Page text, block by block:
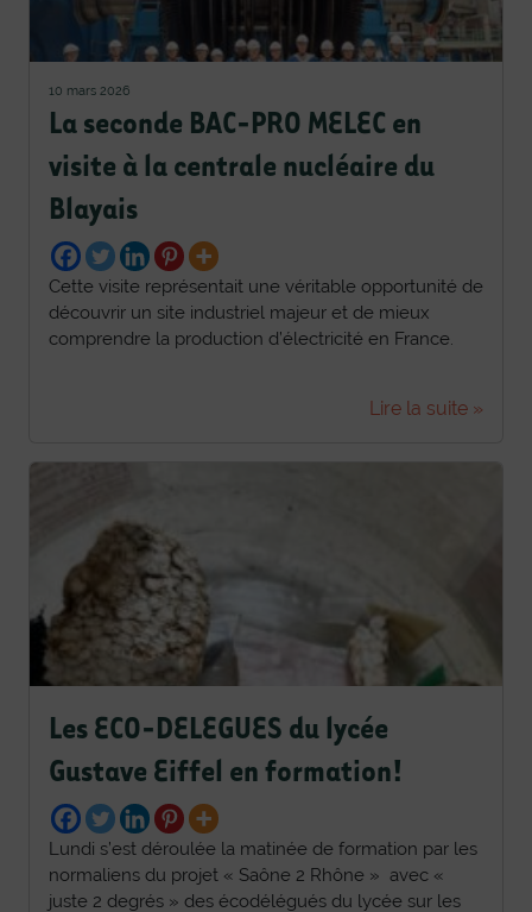
10 mars 2026
La seconde BAC-PRO MELEC en
visite à la centrale nucléaire du
Blayais
Cette visite représentait une véritable opportunité de
découvrir un site industriel majeur et de mieux
comprendre la production d’électricité en France.
Lire la suite »
Les ECO-DELEGUES du lycée
Gustave Eiffel en formation!
Lundi s’est déroulée la matinée de formation par les
normaliens du projet « Saône 2 Rhône » avec «
juste 2 degrés » des écodélégués du lycée sur les